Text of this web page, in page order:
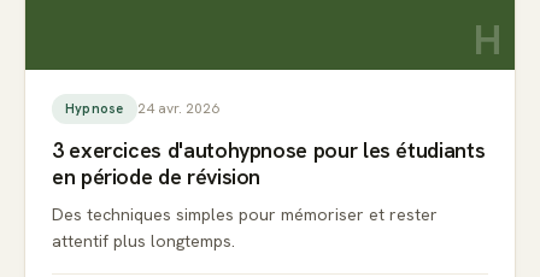
H
Hypnose 24 avr. 2026
3 exercices d'autohypnose pour les étudiants
en période de révision
Des techniques simples pour mémoriser et rester
attentif plus longtemps.